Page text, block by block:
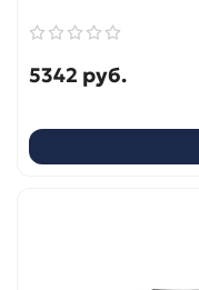
5342 руб.